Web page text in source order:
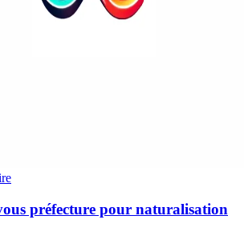
préfecture pour naturalisation